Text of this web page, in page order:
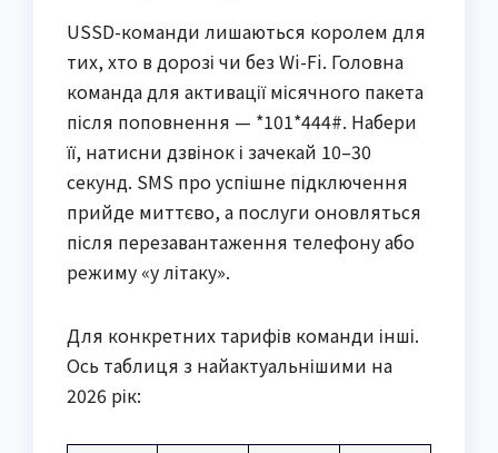
USSD-команди лишаються королем для
тих, хто в дорозі чи без Wi-Fi. Головна
команда для активації місячного пакета
після поповнення — *101*444#. Набери
її, натисни дзвінок і зачекай 10–30
секунд. SMS про успішне підключення
прийде миттєво, а послуги оновляться
після перезавантаження телефону або
режиму «у літаку».
Для конкретних тарифів команди інші.
Ось таблиця з найактуальнішими на
2026 рік: